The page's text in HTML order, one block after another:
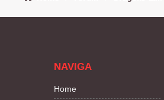
NAVIGA
Home